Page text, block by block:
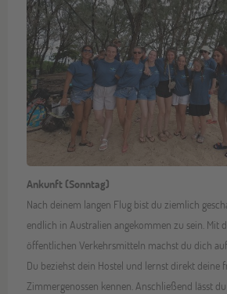
Ankunft (Sonntag)
Nach deinem langen Flug bist du ziemlich
endlich in Australien angekommen zu sein. Mit
öffentlichen Verkehrsmitteln machst du dich
Du beziehst dein Hostel und lernst direkt deine
Zimmergenossen kennen. Anschließend lässt